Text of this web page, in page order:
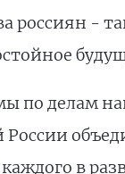
россиян -
по делам
в